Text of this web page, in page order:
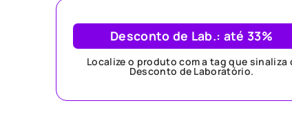
Desconto de Lab.: até 33%
Localize o produto com a tag que sinaliza
Desconto de Laboratório.